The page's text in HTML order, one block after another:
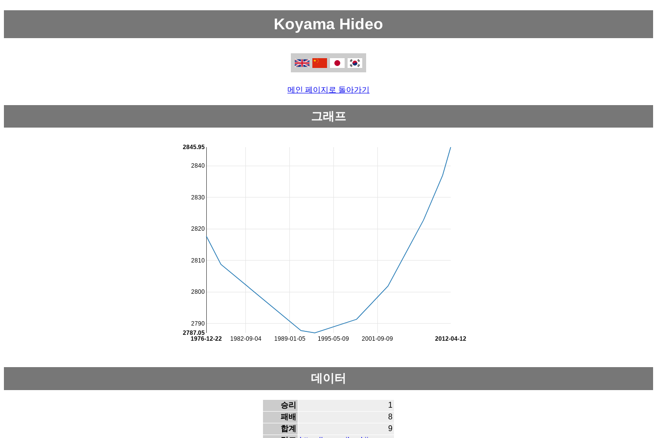
Koyama Hideo
메인 페이지로 돌아가기
그래프
1982-09-04 1989-01-05 1995-05-09 2001-09-09
1976-12-22 2012-04-12
2790
2800
2810
2820
2830
2840
2787.05
2845.95
데이터
승리
1
패배
8
합계
9